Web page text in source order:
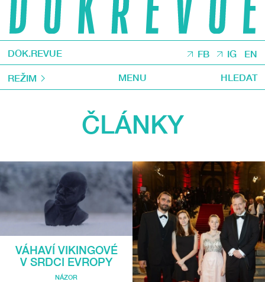
DOK.REVUE FB IG EN
REŽIM MENU HLEDAT
ČLÁNKY
VÁHAVÍ VIKINGOVÉ
V SRDCI EVROPY
NÁZOR